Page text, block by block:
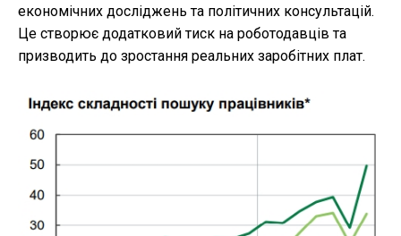
економічних досліджень та політичних консультацій.
Це створює додатковий тиск на роботодавців та
призводить до зростання реальних заробітних плат.